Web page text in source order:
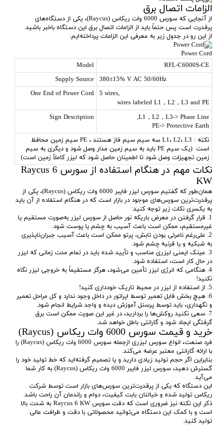
الزامات اتصال برق
از آنجایی که سورس 6000 وات ریکاس (Raycus)، یکی از دستگاه‌های
پرقدرت است پس حتماً باید از الزامات اتصال برق این دستگاه باخبر باشید.
از این رو در جدول زیر به معرفی این الزامات پرداخته‌ایم:
Power Cord
RFL-C6000S-CE
Model
380±15% V AC 50/60Hz
Supply Source
5 wires,
wires labeled L1，L2，L3 and PE
One End of Power Cord
L1，L2，L3-> Phase Line,
PE-> Protective Earth
Sign Description
نکته : L1، L2، L3 سه سیم سیم فاز هستند ، PE سیم زمین محافظ
است (یک سیم PE باید به سیم زمین مدار وصل شود و دیگری به سیم
زمین تجهیزات وصل شود تا اطمینان حاصل شود که لیزر کاملاً زمین است)
نکات مهم در هنگام استفاده از سورس Raycus 6
KW
همان‌طور که گفتیم سورس لیزر فایبر 6000 وات ریکاس (Raycus)، یکی از
پرقدرت‌ترین سورس‌های موجود در بازار است که در هنگام استفاده از آن باید
به یکسری نکات زیر توجه کنید:
1. قرار گرفتن در معرض باریکه نور حاصل از سورس لیزر به‌صورت مستقیم یا
غیرمستقیم، ممکن است باعث آسیب به چشم یا پوست شود.
2. علی‌رغم نامرئی بودن تابش، پرتو ممکن است باعث آسیب جبران‌ناپذیری
به شبکیه و یا قرنیه چشم شود.
3. عینک ایمنی لیزری مناسب و تأیید شده باید در تمام مدت زمانی که لیزر
در حال کار است، استفاده شود.
4. هنگامی که انرژی لیزر تأمین می‌شود، هرگز مستقیماً به خروجی لیزر نگاه
نکنید!
5. از استفاده از لیزر در محیط تاریک خودداری کنید!
6. هیچ بخش قابل تعمیر توسط اپراتور در داخل وجود ندارد و کل مراحل تعمیر
و نگهداری، باید توسط پرسنل آموزش دیده و واجد شرایط انجام شود.
7. سعی نکنید روکش‌ها را بردارید، در غیر این صورت ممکن است برق
گرفتگی ایجاد شود و گارانتی باطل خواهد شد.
خرید و قیمت سورس 6000 وات ریکاس (Raycus)
فرد صنعت، انواع سورس لیزری ازجمله سورس 6000 وات ریکاس (Raycus) را
با ارائه گارانتی معتبر عرضه می‌کند.
بنابراین اگر حجم تولید زیادی دارید و یا تصمیم گرفته‌اید که خط تولید خود را
گسترش دهید، سورس لیزر فایبر 6000 وات ریکاس (Raycus) به کار شما
می‌آید.
این دستگاه که یکی از پرقدرت‌ترین سورس‌های بازار است توسط شرکت
ریکاس تولید شده و خیالتان بابت کیفیت، دوام و راندمان آن راحت باشد.
ذکر این نکته نیز ضروری است که دقت سورس Raycus 6 KW به شدت بالا
است و با کمک این دستگاه می‌توانید محصولاتی با دقت و ظرافت عالی
تولید کنید.